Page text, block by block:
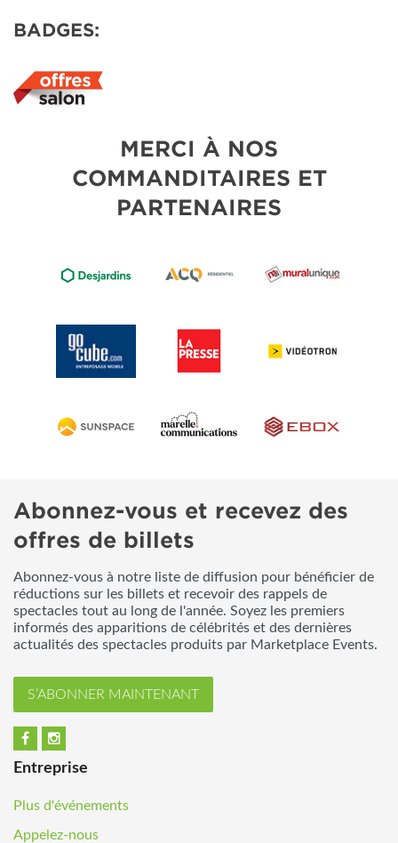
BADGES:
MERCI À NOS
COMMANDITAIRES ET
PARTENAIRES
Abonnez-vous et recevez des
offres de billets
Abonnez-vous à notre liste de diffusion pour bénéficier de
réductions sur les billets et recevoir des rappels de
spectacles tout au long de l'année. Soyez les premiers
informés des apparitions de célébrités et des dernières
actualités des spectacles produits par Marketplace Events.
S’ABONNER MAINTENANT
Entreprise
Plus d'événements
Appelez-nous